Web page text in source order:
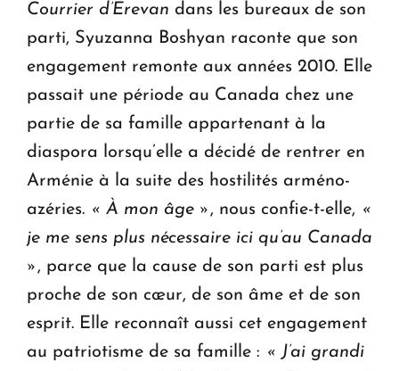
Courrier d’Erevan dans les bureaux de son
parti, Syuzanna Boshyan raconte que son
engagement remonte aux années 2010. Elle
passait une période au Canada chez une
partie de sa famille appartenant à la
diaspora lorsqu’elle a décidé de rentrer en
Arménie à la suite des hostilités arméno-
azéries. « À mon âge », nous confie-t-elle, «
je me sens plus nécessaire ici qu’au Canada
», parce que la cause de son parti est plus
proche de son cœur, de son âme et de son
esprit. Elle reconnaît aussi cet engagement
au patriotisme de sa famille : « J’ai grandi